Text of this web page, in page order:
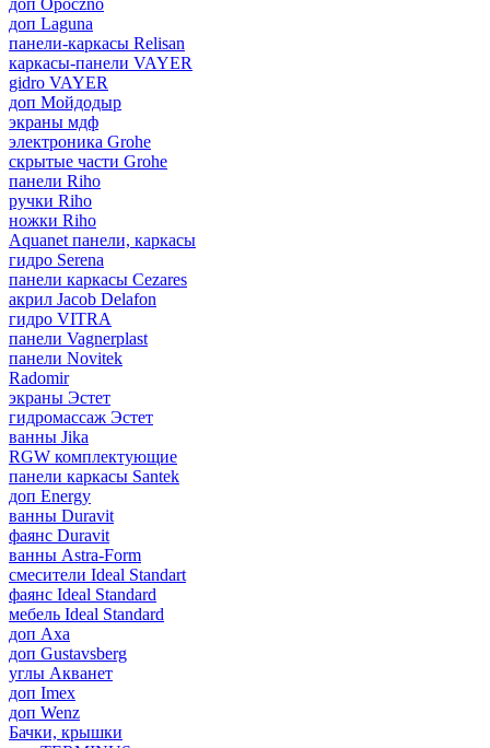
доп Opoczno
доп Laguna
панели-каркасы Relisan
каркасы-панели VAYER
gidro VAYER
доп Мойдодыр
экраны мдф
электроника Grohe
скрытые части Grohe
панели Riho
ручки Riho
ножки Riho
Aquanet панели, каркасы
гидро Serena
панели каркасы Cezares
акрил Jacob Delafon
гидро VITRA
панели Vagnerplast
панели Novitek
Radomir
экраны Эстет
гидромассаж Эстет
ванны Jika
RGW комплектующие
панели каркасы Santek
доп Energy
ванны Duravit
фаянс Duravit
ванны Astra-Form
смесители Ideal Standart
фаянс Ideal Standard
мебель Ideal Standard
доп Axa
доп Gustavsberg
углы Акванет
доп Imex
доп Wenz
Бачки, крышки